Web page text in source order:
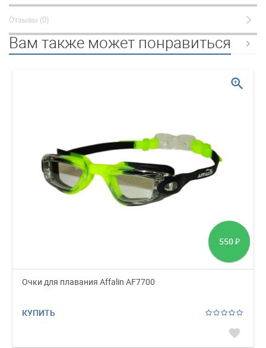
Отзывы (0)
Вам также может понравиться
550 ₽
Очки для плавания Affalin AF7700
КУПИТЬ
favorite
zoom_in